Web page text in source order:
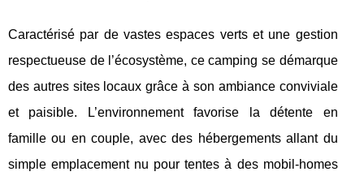
Caractérisé par de vastes espaces verts et une gestion
respectueuse de l’écosystème, ce camping se démarque
des autres sites locaux grâce à son ambiance conviviale
et paisible. L’environnement favorise la détente en
famille ou en couple, avec des hébergements allant du
simple emplacement nu pour tentes à des mobil-homes